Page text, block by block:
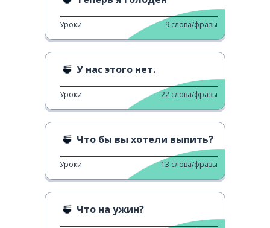
Уроки 9 слова/фразы
У нас этого нет.
Уроки 22 слова/фразы
Что бы вы хотели выпить?
Уроки 13 слова/фразы
Что на ужин?